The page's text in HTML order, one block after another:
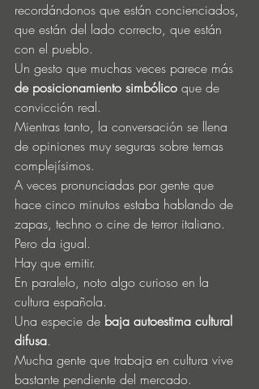
recordándonos que están concienciados,
que están del lado correcto, que están
con el pueblo.
Un gesto que muchas veces parece más
de posicionamiento simbólico que de
convicción real.
Mientras tanto, la conversación se llena
de opiniones muy seguras sobre temas
complejísimos.
A veces pronunciadas por gente que
hace cinco minutos estaba hablando de
zapas, techno o cine de terror italiano.
Pero da igual.
Hay que emitir.
En paralelo, noto algo curioso en la
cultura española.
Una especie de baja autoestima cultural
difusa.
Mucha gente que trabaja en cultura vive
bastante pendiente del mercado.